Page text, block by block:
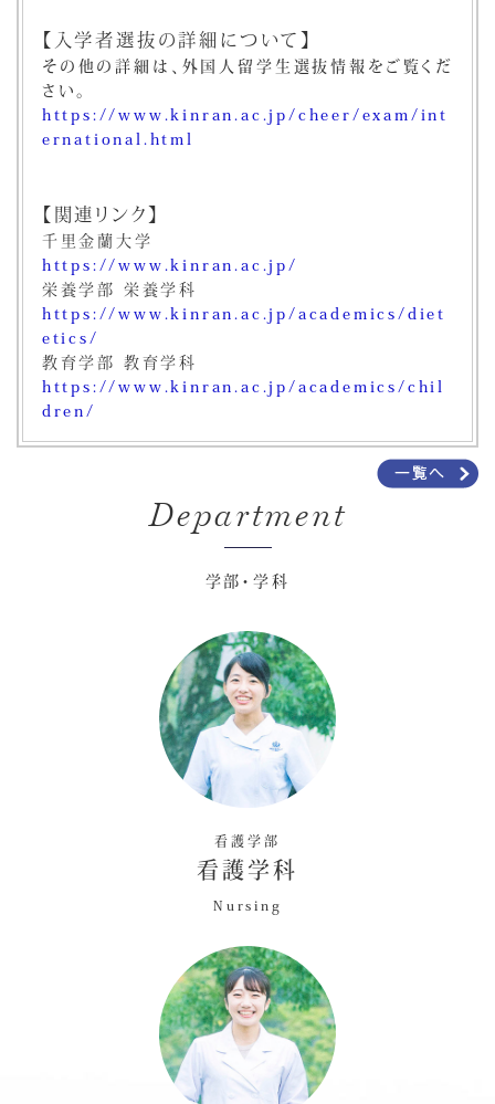
【入学者選抜の詳細について】
その他の詳細は、外国人留学生選抜情報をご覧くだ
さい。
https://www.kinran.ac.jp/cheer/exam/int
ernational.html
【関連リンク】
千里金蘭大学
https://www.kinran.ac.jp/
栄養学部 栄養学科
https://www.kinran.ac.jp/academics/diet
etics/
教育学部 教育学科
https://www.kinran.ac.jp/academics/chil
dren/
Department
学部・学科
看護学部
看護学科
Nursing